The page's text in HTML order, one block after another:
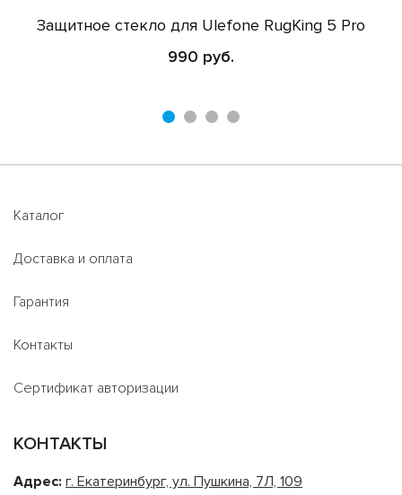
Защитное стекло для Ulefone RugKing 5 Pro
990 руб.
Каталог
Доставка и оплата
Гарантия
Контакты
Сертификат авторизации
КОНТАКТЫ
Адрес: г. Екатеринбург, ул. Пушкина, 7Л, 109